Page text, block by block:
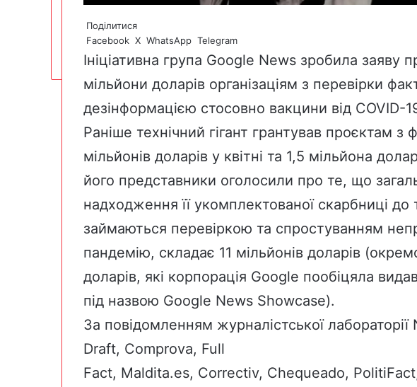
Поділитися
Facebook X WhatsApp Telegram
Ініціативна група Google News зробила заяву
мільйони доларів організаціям з перевірки
дезінформацією стосовно вакцини від COVID-
Раніше технічний гігант грантував проєктам з
мільйонів доларів у квітні та 1,5 мільйона
його представники оголосили про те, що
надходження її укомплектованої скарбниці до
займаються перевіркою та спростуванням
пандемію, складає 11 мільйонів доларів
доларів, які корпорація Google пообіцяла
під назвою Google News Showcase).
За повідомленням журналістської лабораторії
Draft, Comprova, Full
Fact, Maldita.es, Correctiv, Chequeado, PolitiFact